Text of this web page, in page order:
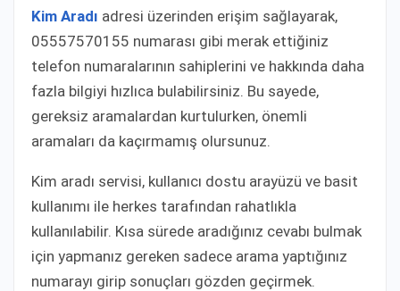
Kim Aradı adresi üzerinden erişim sağlayarak,
05557570155 numarası gibi merak ettiğiniz
telefon numaralarının sahiplerini ve hakkında daha
fazla bilgiyi hızlıca bulabilirsiniz. Bu sayede,
gereksiz aramalardan kurtulurken, önemli
aramaları da kaçırmamış olursunuz.
Kim aradı servisi, kullanıcı dostu arayüzü ve basit
kullanımı ile herkes tarafından rahatlıkla
kullanılabilir. Kısa sürede aradığınız cevabı bulmak
için yapmanız gereken sadece arama yaptığınız
numarayı girip sonuçları gözden geçirmek.